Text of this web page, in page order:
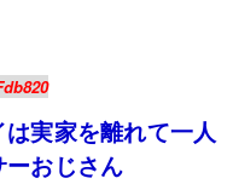
実家を離れて一人
おじさん